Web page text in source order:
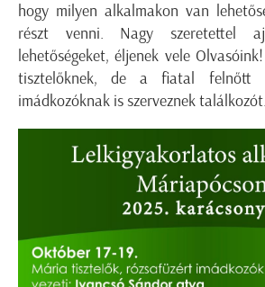
hogy milyen alkalmakon van
részt venni. Nagy szeretettel
lehetőségeket, éljenek vele
tisztelőknek, de a fiatal felnőtt
imádkozóknak is szerveznek találkozót.